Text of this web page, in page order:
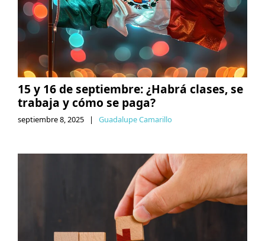
15 y 16 de septiembre: ¿Habrá clases, se
trabaja y cómo se paga?
septiembre 8, 2025 | Guadalupe Camarillo